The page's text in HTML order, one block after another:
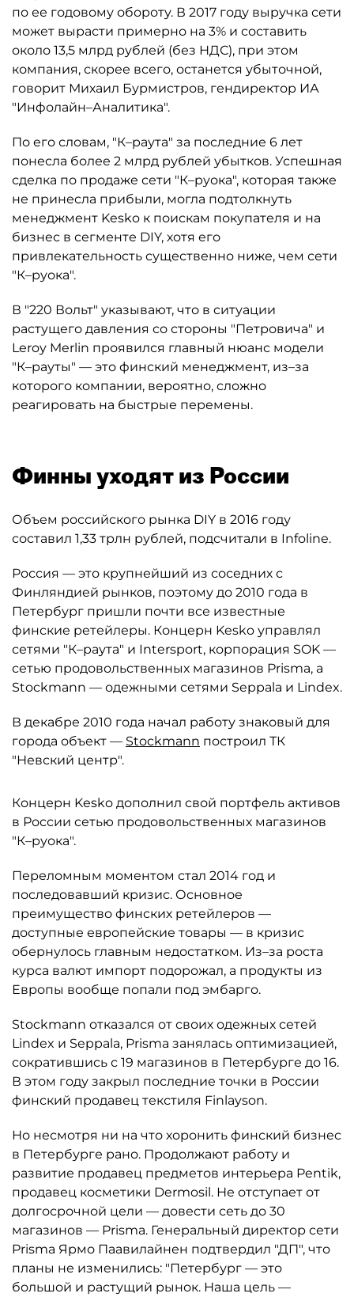
по ее годовому обороту. В 2017 году выручка сети
может вырасти примерно на 3% и составить
около 13,5 млрд рублей (без НДС), при этом
компания, скорее всего, останется убыточной,
говорит Михаил Бурмистров, гендиректор ИА
"Инфолайн–Аналитика".
По его словам, "К–раута" за последние 6 лет
понесла более 2 млрд рублей убытков. Успешная
сделка по продаже сети "К–руока", которая также
не принесла прибыли, могла подтолкнуть
менеджмент Kesko к поискам покупателя и на
бизнес в сегменте DIY, хотя его
привлекательность существенно ниже, чем сети
"К–руока".
В "220 Вольт" указывают, что в ситуации
растущего давления со стороны "Петровича" и
Leroy Merlin проявился главный нюанс модели
"К–рауты" — это финский менеджмент, из–за
которого компании, вероятно, сложно
реагировать на быстрые перемены.
Финны уходят из России
Объем российского рынка DIY в 2016 году
составил 1,33 трлн рублей, подсчитали в Infoline.
Россия — это крупнейший из соседних с
Финляндией рынков, поэтому до 2010 года в
Петербург пришли почти все известные
финские ретейлеры. Концерн Kesko управлял
сетями "К–раута" и Intersport, корпорация SOK —
сетью продовольственных магазинов Prisma, а
Stockmann — одежными сетями Seppala и Lindex.
В декабре 2010 года начал работу знаковый для
города объект — Stockmann построил ТК
"Невский центр".
Концерн Kesko дополнил свой портфель активов
в России сетью продовольственных магазинов
"К–руока".
Переломным моментом стал 2014 год и
последовавший кризис. Основное
преимущество финских ретейлеров —
доступные европейские товары — в кризис
обернулось главным недостатком. Из–за роста
курса валют импорт подорожал, а продукты из
Европы вообще попали под эмбарго.
Stockmann отказался от своих одежных сетей
Lindex и Seppala, Prisma занялась оптимизацией,
сократившись с 19 магазинов в Петербурге до 16.
В этом году закрыл последние точки в России
финский продавец текстиля Finlayson.
Но несмотря ни на что хоронить финский бизнес
в Петербурге рано. Продолжают работу и
развитие продавец предметов интерьера Pentik,
продавец косметики Dermosil. Не отступает от
долгосрочной цели — довести сеть до 30
магазинов — Prisma. Генеральный директор сети
Prisma Ярмо Паавилайнен подтвердил "ДП", что
планы не изменились: "Петербург — это
большой и растущий рынок. Наша цель —